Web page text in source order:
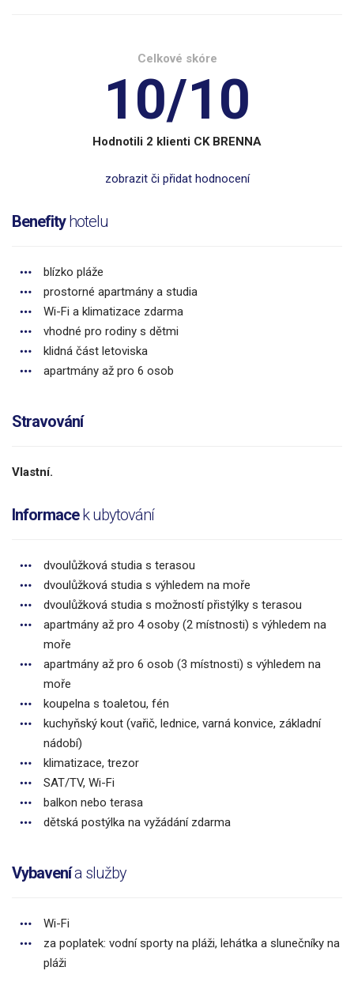
Celkové skóre
10/10
Hodnotili 2 klienti CK BRENNA
zobrazit či přidat hodnocení
Benefityhotelu
blízko pláže
prostorné apartmány a studia
Wi-Fi a klimatizace zdarma
vhodné pro rodiny s dětmi
klidná část letoviska
apartmány až pro 6 osob
Stravování
Vlastní.
Informacek ubytování
dvoulůžková studia s terasou
dvoulůžková studia s výhledem na moře
dvoulůžková studia s možností přistýlky s terasou
apartmány až pro 4 osoby (2 místnosti) s výhledem na
moře
apartmány až pro 6 osob (3 místnosti) s výhledem na
moře
koupelna s toaletou, fén
kuchyňský kout (vařič, lednice, varná konvice, základní
nádobí)
klimatizace, trezor
SAT/TV, Wi-Fi
balkon nebo terasa
dětská postýlka na vyžádání zdarma
Vybavenía služby
Wi-Fi
za poplatek: vodní sporty na pláži, lehátka a slunečníky na
pláži